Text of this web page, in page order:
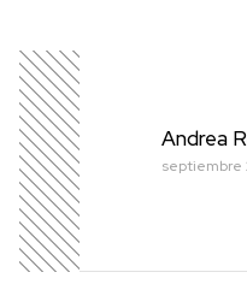
Andrea
septiembre